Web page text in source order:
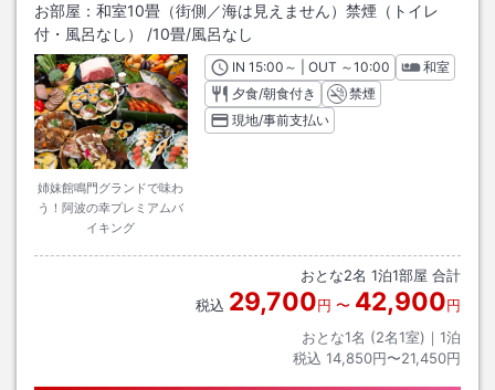
お部屋： 和室10畳（街側／海は見えません）禁煙（トイレ
付・風呂なし）
/10畳/風呂なし
姉妹館鳴門グランドで味わ
う！阿波の幸プレミアムバ
イキング
INチェックイン
15:00 ～ | OUT チェックアウト
～10:00
和室
夕食/朝食付き
禁煙
現地/事前支払い
おとな2名 1泊1部屋 合計
税込 29,700円 〜 42,900円
おとな1名 (2名1室)｜ 1泊
税込 14,850円〜21,450円